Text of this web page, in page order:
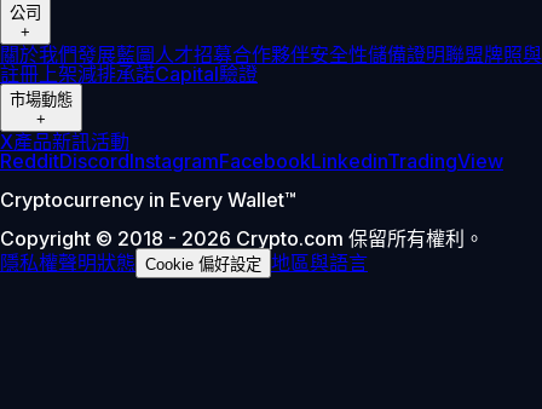
公司
+
關於我們發展藍圖人才招募合作夥伴安全性儲備證明聯盟牌照與
註冊 上架減排承諾Capital驗證
市場動態
+
X產品新訊活動
RedditDiscordInstagramFacebookLinkedinTradingView
Cryptocurrency in Every Wallet™
Copyright © 2018 - 2026 Crypto.com 保留所有權利。
隱私權聲明狀態 Cookie 偏好設定 地區與語言